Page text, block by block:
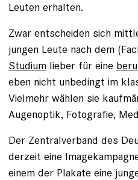
Leuten erhalten.
Zwar entscheiden sich
­jungen Leute nach dem
Studium lieber für eine
eben nicht ­unbedingt im
Vielmehr wählen sie
Augenoptik, Fotografie,
Der Zentralverband des
derzeit eine
einem der Plakate eine